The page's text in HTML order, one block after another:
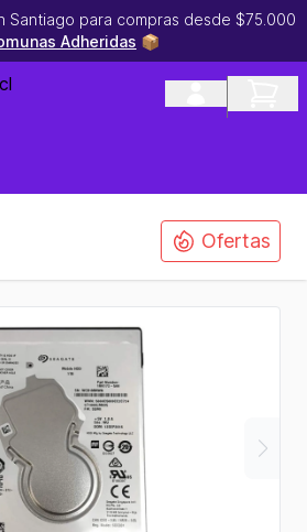
Santiago para compras desde $75.000
Adheridas 📦
Ofertas